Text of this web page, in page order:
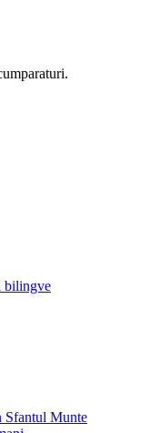
bilingve
Sfantul Munte